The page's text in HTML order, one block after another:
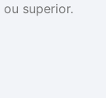
superior.